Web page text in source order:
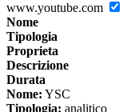
www.youtube.com
Nome
Tipologia
Proprieta
Descrizione
Durata
Nome: YSC
Tipologia: analitico